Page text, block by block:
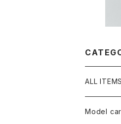
ALL ITEMS
Model car